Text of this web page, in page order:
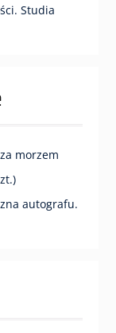
Studia
morzem
autografu.